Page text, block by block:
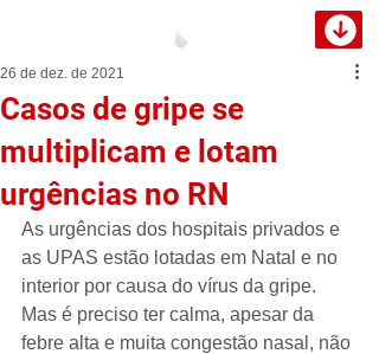
Casos de gripe se
multiplicam e lotam
urgências no RN
26 de dez. de 2021
As urgências dos hospitais privados e
as UPAS estão lotadas em Natal e no
interior por causa do vírus da gripe.
Mas é preciso ter calma, apesar da
febre alta e muita congestão nasal, não